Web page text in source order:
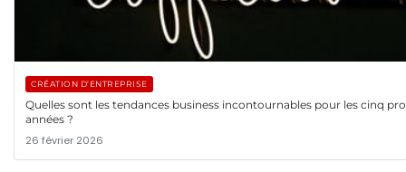
CRÉATION D’ENTREPRISE
Quelles sont les tendances business incontournables pour les cinq
années ?
26 février 2026